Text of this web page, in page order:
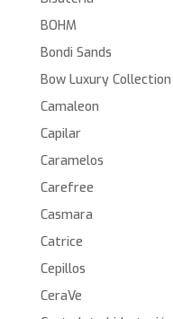
BOHM
Bondi Sands
Bow Luxury Collection
Camaleon
Capilar
Caramelos
Carefree
Casmara
Catrice
Cepillos
CeraVe